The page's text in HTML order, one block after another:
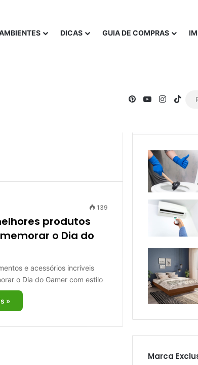
DICAS GUIA DE COMPRAS
PinterestYouTube
139
produtos
o Dia do
e acessórios incríveis
o Dia do Gamer com estilo
»
Marca